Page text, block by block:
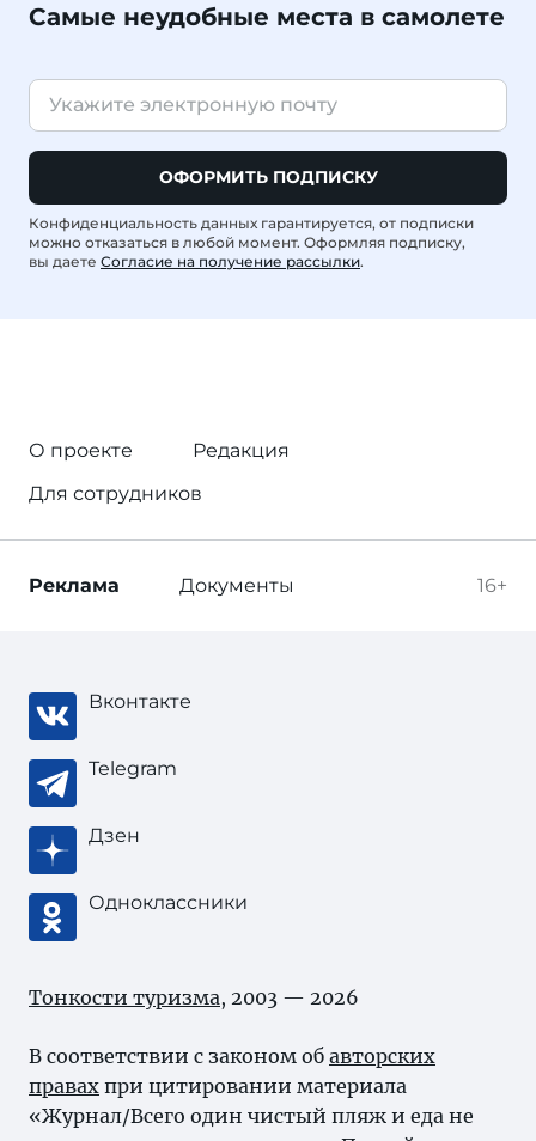
Самые неудобные места в самолете
ОФОРМИТЬ ПОДПИСКУ
Конфиденциальность данных гарантируется, от подписки
можно отказаться в любой момент. Оформляя подписку,
вы даете Согласие на получение рассылки.
О проекте
Редакция
Для сотрудников
16+
Реклама Документы
Вконтакте
Telegram
Дзен
Одноклассники
Тонкости туризма, 2003 — 2026
В соответствии с законом об авторских
правах при цитировании материала
«Журнал/Всего один чистый пляж и еда не